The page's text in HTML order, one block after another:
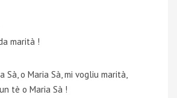
marità !
Sà, o Maria Sà, mi vogliu marità,
tè o Maria Sà !